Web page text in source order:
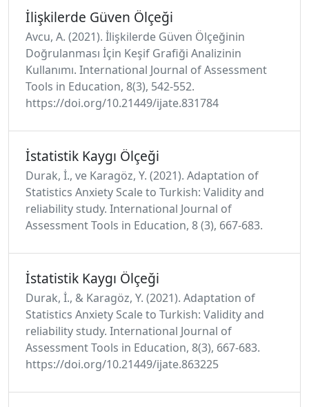
İlişkilerde Güven Ölçeği
Avcu, A. (2021). İlişkilerde Güven Ölçeğinin
Doğrulanması İçin Keşif Grafiği Analizinin
Kullanımı. International Journal of Assessment
Tools in Education, 8(3), 542-552.
https://doi.org/10.21449/ijate.831784
İstatistik Kaygı Ölçeği
Durak, İ., ve Karagöz, Y. (2021). Adaptation of
Statistics Anxiety Scale to Turkish: Validity and
reliability study. International Journal of
Assessment Tools in Education, 8 (3), 667-683.
İstatistik Kaygı Ölçeği
Durak, İ., & Karagöz, Y. (2021). Adaptation of
Statistics Anxiety Scale to Turkish: Validity and
reliability study. International Journal of
Assessment Tools in Education, 8(3), 667-683.
https://doi.org/10.21449/ijate.863225